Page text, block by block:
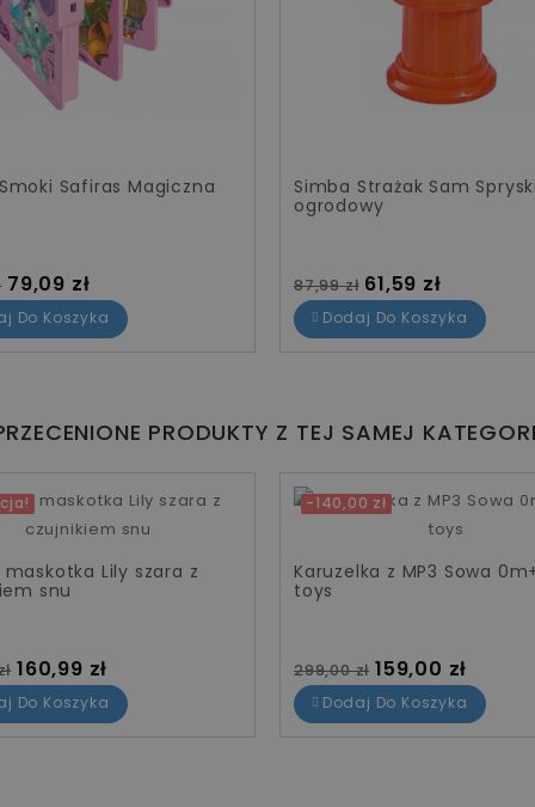
Safiras Magiczna
Cena
79,09 zł
Do Koszyka
Simba Strażak Sam
ogrodowy
Cena standardowa
87,99 zł Cena
61,59 zł
Dodaj Do Koszyka
PRODUKTY Z TEJ SAMEJ
maskotka Lily szara z
snu
Cena
160,99 zł
Do Koszyka
-140,00 zł
Karuzelka z MP3 Sowa
toys
Cena standardowa
299,00 zł Cena
159,00 zł
Dodaj Do Koszyka